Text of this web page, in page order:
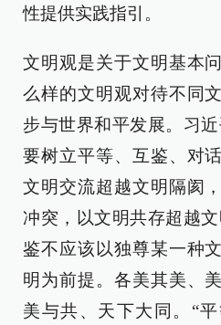
性提供实践指引。
文明观是关于文明基本
么样的文明观对待不同
步与世界和平发展。习
要树立平等、互鉴、对
文明交流超越文明隔阂
冲突，以文明共存超越
鉴不应该以独尊某一种
明为前提。各美其美、
美与共、天下大同。“